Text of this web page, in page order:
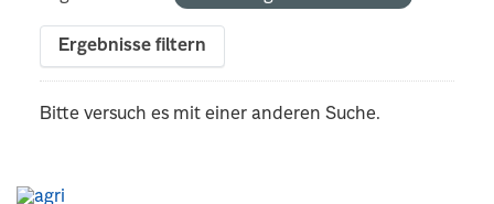
Ergebnisse filtern
Bitte versuch es mit einer anderen Suche.